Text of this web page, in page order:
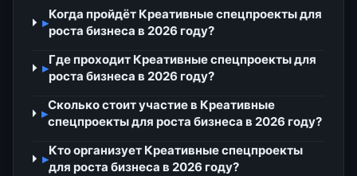
▸
Когда пройдёт Креативные спецпроекты для
роста бизнеса в 2026 году?
▸
Где проходит Креативные спецпроекты для
роста бизнеса в 2026 году?
▸
Сколько стоит участие в Креативные
спецпроекты для роста бизнеса в 2026 году?
▸
Кто организует Креативные спецпроекты
для роста бизнеса в 2026 году?